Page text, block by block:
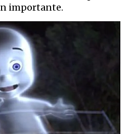
importante.